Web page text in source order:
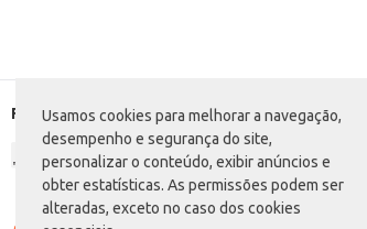
Usamos cookies para melhorar a navegação,
desempenho e segurança do site,
personalizar o conteúdo, exibir anúncios e
obter estatísticas. As permissões podem ser
alteradas, exceto no caso dos cookies
Formas de pagamento